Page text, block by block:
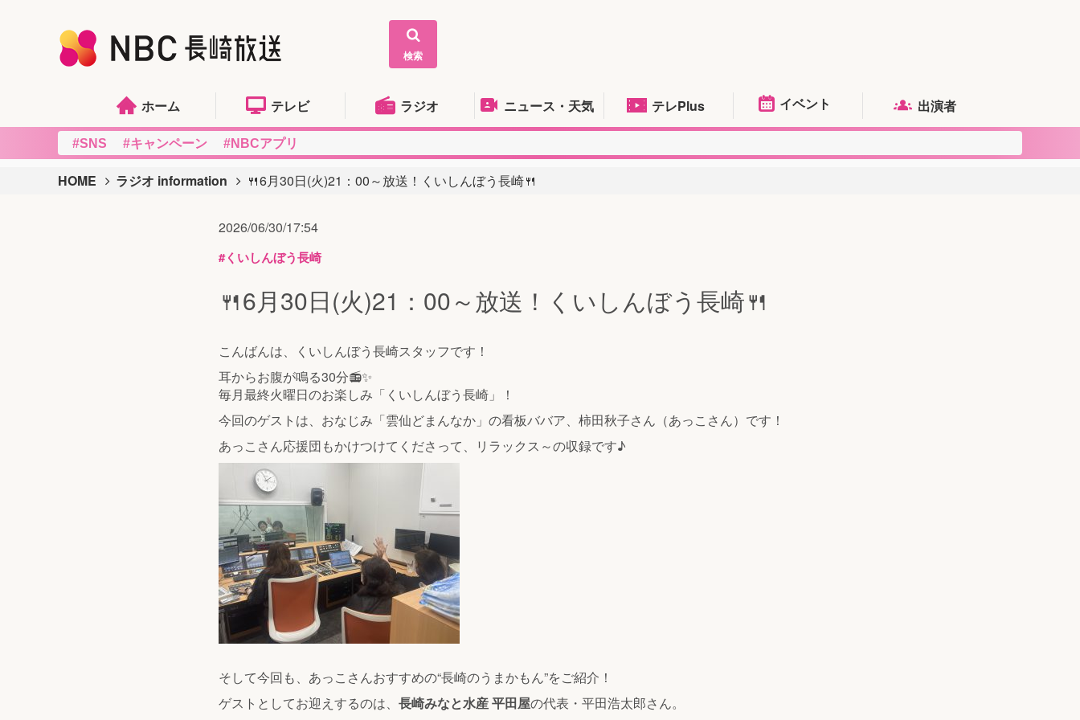
検索
ホーム テレビ ラジオ ニュース・天気 テレPlus イベント 出演者
#SNS #キャンペーン #NBCアプリ
HOME ラジオ information 🍴6月30日(火)21：00～放送！くいしんぼう長崎🍴
2026/06/30/17:54
#くいしんぼう長崎
🍴6月30日(火)21：00～放送！くいしんぼう長崎🍴
こんばんは、くいしんぼう長崎スタッフです！
耳からお腹が鳴る30分📻✨
毎月最終火曜日のお楽しみ「くいしんぼう長崎」！
今回のゲストは、おなじみ「雲仙どまんなか」の看板ババア、柿田秋子さん（あっこさん）です！
あっこさん応援団もかけつけてくださって、リラックス～の収録です♪
そして今回も、あっこさんおすすめの“長崎のうまかもん”をご紹介！
ゲストとしてお迎えするのは、 長崎みなと水産 平田屋の代表・平田浩太郎さん。